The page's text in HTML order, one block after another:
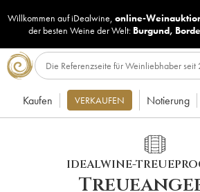
Willkommen auf iDealwine, online-
der besten Weine der Welt: Burgund,
Kaufen VERKAUFEN Notierung
IDEALWINE-